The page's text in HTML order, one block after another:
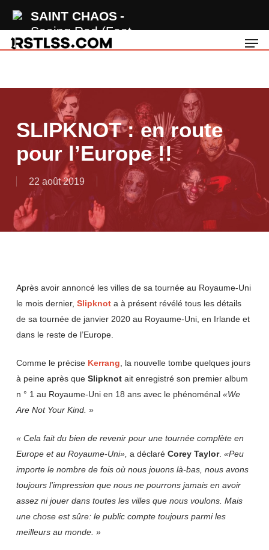
SAINT CHAOS
Seeing Red (Feat.
Vo Williams, Sam
main
SLIPKNOT : en route
pour l’Europe !!
22 août 2019
Après avoir annoncé les villes de sa tournée au Royaume-Uni
le mois dernier, Slipknota à présent révélé tous les détails
de sa tournée de janvier 2020 au Royaume-Uni, en Irlande et
dans le reste de l’Europe.
Comme le précise Kerrang , la nouvelle tombe quelques jours
à peine après que Slipknotait enregistré son premier album
n ° 1 au Royaume-Uni en 18 ans avec le phénoménal «We
Are Not Your Kind. »
« Cela fait du bien de revenir pour une tournée complète en
Europe et au Royaume-Uni», a déclaré Corey Taylor. «Peu
importe le nombre de fois où nous jouons là-bas, nous avons
toujours l’impression que nous ne pourrons jamais en avoir
assez ni jouer dans toutes les villes que nous voulons. Mais
une chose est sûre: le public compte toujours parmi les
meilleurs au monde. »